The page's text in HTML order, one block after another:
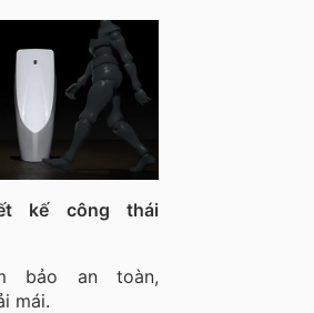
kế công thái
bảo an toàn,
mái.